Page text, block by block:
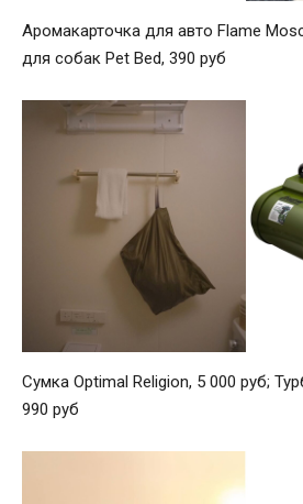
Аромакарточка для авто Flame
для собак Pet Bed, 390 руб
Сумка Optimal Religion, 5 000 руб;
990 руб